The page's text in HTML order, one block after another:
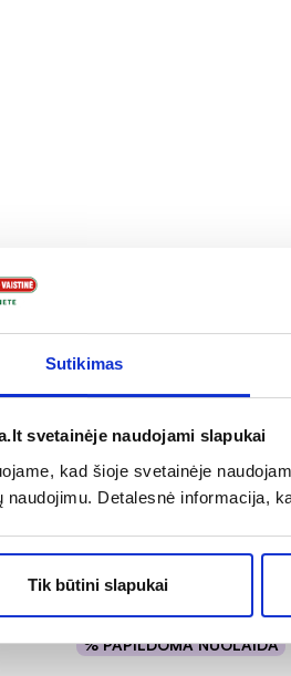
Sutikimas
svetainėje naudojami slapukai
kad šioje svetainėje
naudojimu. Detalesnė informacija,
Tik būtini slapukai
PFC molio veido kaukė
6,89 € 11,49 €
% PAPILDOMA NUOLAIDA
Į krepšelį